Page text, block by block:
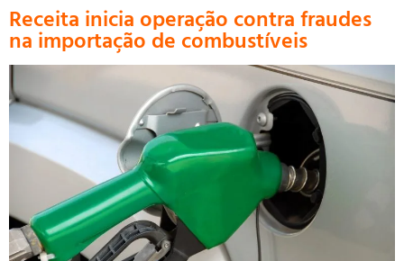
Receita inicia operação contra fraudes
na importação de combustíveis